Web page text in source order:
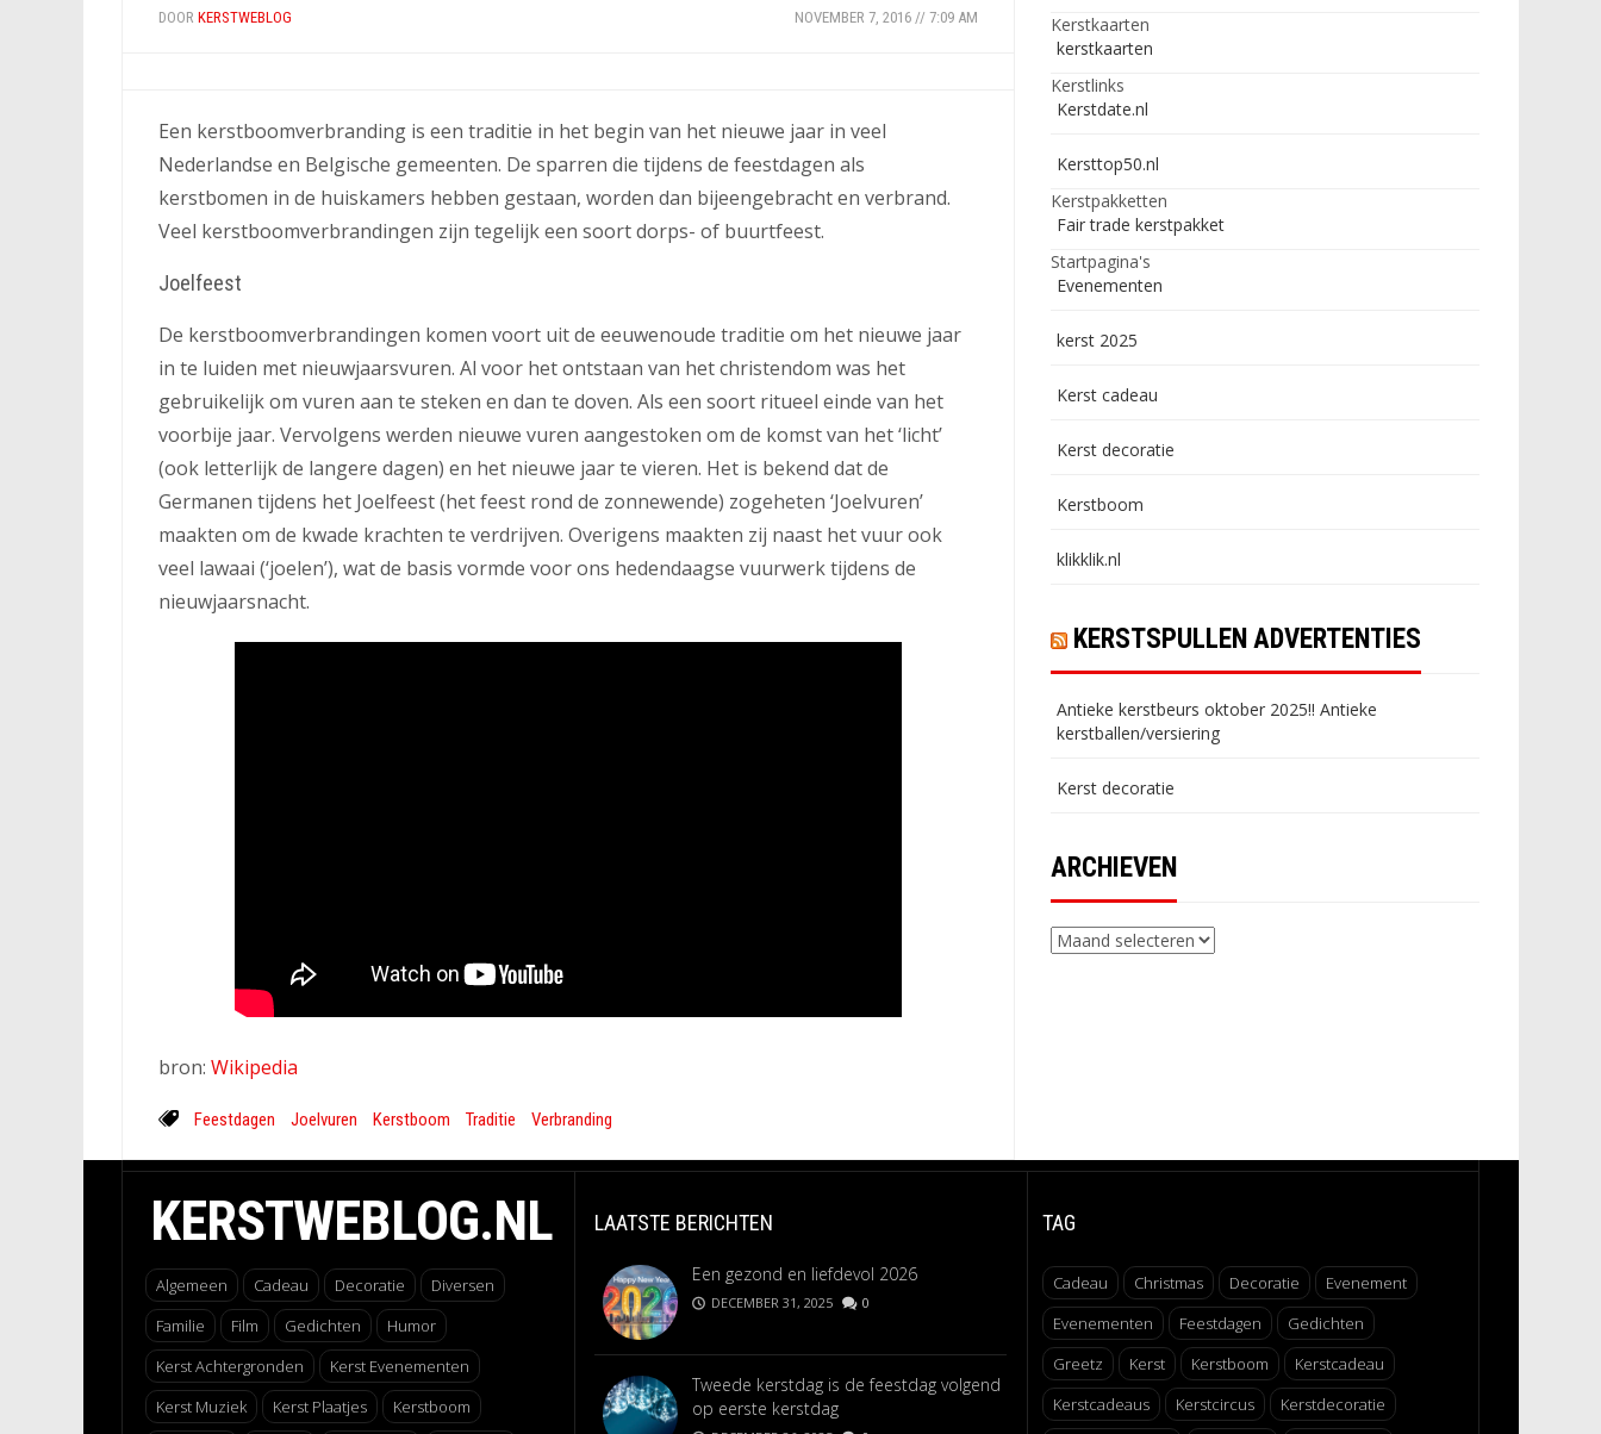
DOOR KERSTWEBLOG NOVEMBER 7, 2016 // 7:09 AM
Een kerstboomverbranding is een traditie in het begin van het nieuwe jaar in veel
Nederlandse en Belgische gemeenten. De sparren die tijdens de feestdagen als
kerstbomen in de huiskamers hebben gestaan, worden dan bijeengebracht en verbrand.
Veel kerstboomverbrandingen zijn tegelijk een soort dorps- of buurtfeest.
Joelfeest
De kerstboomverbrandingen komen voort uit de eeuwenoude traditie om het nieuwe jaar
in te luiden met nieuwjaarsvuren. Al voor het ontstaan van het christendom was het
gebruikelijk om vuren aan te steken en dan te doven. Als een soort ritueel einde van het
voorbije jaar. Vervolgens werden nieuwe vuren aangestoken om de komst van het ‘licht’
(ook letterlijk de langere dagen) en het nieuwe jaar te vieren. Het is bekend dat de
Germanen tijdens het Joelfeest (het feest rond de zonnewende) zogeheten ‘Joelvuren’
maakten om de kwade krachten te verdrijven. Overigens maakten zij naast het vuur ook
veel lawaai (‘joelen’), wat de basis vormde voor ons hedendaagse vuurwerk tijdens de
nieuwjaarsnacht.
bron: Wikipedia
Feestdagen Joelvuren Kerstboom Traditie Verbranding
Kerstkaarten
kerstkaarten
Kerstlinks
Kerstdate.nl
Kersttop50.nl
Kerstpakketten
Fair trade kerstpakket
Startpagina's
Evenementen
kerst 2025
Kerst cadeau
Kerst decoratie
Kerstboom
klikklik.nl
KERSTSPULLEN ADVERTENTIES
Antieke kerstbeurs oktober 2025!! Antieke
kerstballen/versiering
Kerst decoratie
ARCHIEVEN
Archieven
KERSTWEBLOG.NL
Algemeen Cadeau Decoratie
Diversen
Familie
Film Gedichten
Humor
Kerst Achtergronden
Kerst Evenementen
Kerst Muziek
Kerst Plaatjes Kerstboom
LAATSTE BERICHTEN
Een gezond en liefdevol 2026
DECEMBER 31, 2025 0
Tweede kerstdag is de feestdag volgend
op eerste kerstdag
TAG
Cadeau Christmas Decoratie
Evenement
Evenementen
Feestdagen
Gedichten
Greetz
Kerst Kerstboom
Kerstcadeau
Kerstcadeaus
Kerstcircus Kerstdecoratie